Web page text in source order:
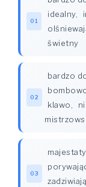
01
idealny,
świetny
02
bardzo
klawo,
03